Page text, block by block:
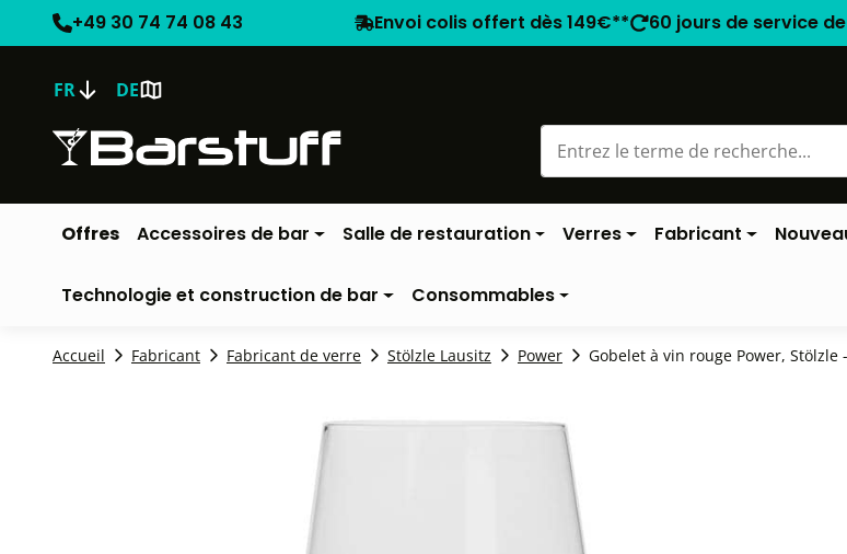
+49 30 74 74 08 43 Envoi colis offert dès 149€** 60 jours de service
FR DE
Offres Accessoires de bar Salle de restauration Verres Fabricant
Technologie et construction de bar Consommables
Accueil Fabricant Fabricant de verre Stölzle Lausitz Power Gobelet à vin rouge Power, Stölzle